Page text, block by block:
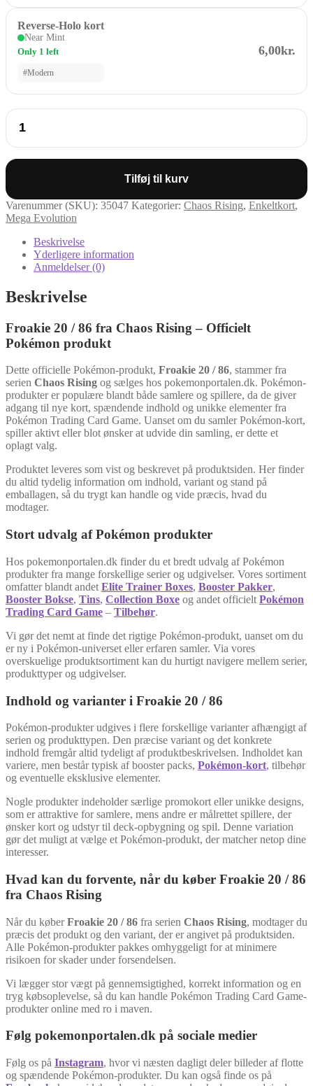
Reverse-Holo kort
Near Mint
Only 1 left
#Modern
6,00kr.
Froakie
/
antal
Tilføj til kurv
Varenummer (SKU): 35047 Kategorier: Chaos Rising, Enkeltkort,
Mega Evolution
Beskrivelse
Yderligere information
Anmeldelser (0)
Beskrivelse
Froakie 20 / 86 fra Chaos Rising – Officielt
Pokémon produkt
Dette officielle Pokémon-produkt, Froakie 20 / 86, stammer fra
serien Chaos Rising og sælges hos pokemonportalen.dk. Pokémon-
produkter er populære blandt både samlere og spillere, da de giver
adgang til nye kort, spændende indhold og unikke elementer fra
Pokémon Trading Card Game. Uanset om du samler Pokémon-kort,
spiller aktivt eller blot ønsker at udvide din samling, er dette et
oplagt valg.
Produktet leveres som vist og beskrevet på produktsiden. Her finder
du altid tydelig information om indhold, variant og stand på
emballagen, så du trygt kan handle og vide præcis, hvad du
modtager.
Stort udvalg af Pokémon produkter
Hos pokemonportalen.dk finder du et bredt udvalg af Pokémon
produkter fra mange forskellige serier og udgivelser. Vores sortiment
omfatter blandt andet Elite Trainer Boxes, Booster Pakker,
Booster Bokse, Tins, Collection Boxe og andet officielt Pokémon
Trading Card Game – Tilbehør.
Vi gør det nemt at finde det rigtige Pokémon-produkt, uanset om du
er ny i Pokémon-universet eller erfaren samler. Via vores
overskuelige produktsortiment kan du hurtigt navigere mellem serier,
produkttyper og udgivelser.
Indhold og varianter i Froakie 20 / 86
Pokémon-produkter udgives i flere forskellige varianter afhængigt af
serien og produkttypen. Den præcise variant og det konkrete
indhold fremgår altid tydeligt af produktbeskrivelsen. Indholdet kan
variere, men består typisk af booster packs, Pokémon-kort, tilbehør
og eventuelle eksklusive elementer.
Nogle produkter indeholder særlige promokort eller unikke designs,
som er attraktive for samlere, mens andre er målrettet spillere, der
ønsker kort og udstyr til deck-opbygning og spil. Denne variation
gør det muligt at vælge et Pokémon-produkt, der matcher netop dine
interesser.
Hvad kan du forvente, når du køber Froakie 20 / 86
fra Chaos Rising
Når du køberFroakie 20 / 86 fra serien Chaos Rising, modtager du
præcis det produkt og den variant, der er angivet på produktsiden.
Alle Pokémon-produkter pakkes omhyggeligt for at minimere
risikoen for skader under forsendelsen.
Vi lægger stor vægt på gennemsigtighed, korrekt information og en
tryg købsoplevelse, så du kan handle Pokémon Trading Card Game-
produkter online med ro i maven.
Følg pokemonportalen.dk på sociale medier
Følg os på Instagram, hvor vi næsten dagligt deler billeder af flotte
og spændende Pokémon-produkter. Du kan også finde os på